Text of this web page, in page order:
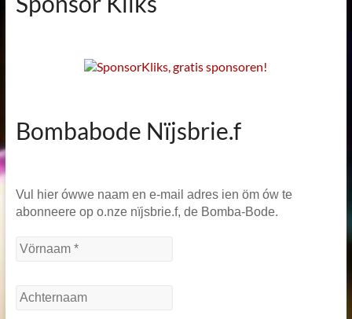
Bombabode Nïjsbrie.f
Vul hier ówwe naam en e-mail adres ien öm ów te
abonneere op o.nze nïjsbrie.f, de Bomba-Bode.